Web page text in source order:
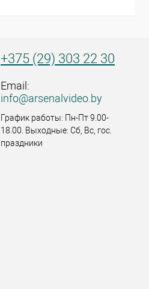
+375 (29) 303 22 30
Email:
info@arsenalvideo.by
График работы: Пн-Пт 9.00-
18.00. Выходные: Сб, Вс, гос.
праздники